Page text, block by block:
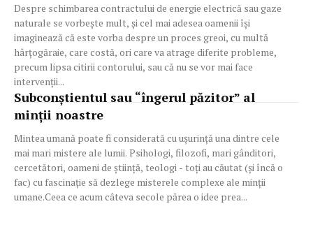
Despre schimbarea contractului de energie electrică sau gaze
naturale se vorbește mult, și cel mai adesea oamenii își
imaginează că este vorba despre un proces greoi, cu multă
hârțogăraie, care costă, ori care va atrage diferite probleme,
precum lipsa citirii contorului, sau că nu se vor mai face
intervenții...
Subconștientul sau “îngerul păzitor” al
minții noastre
Mintea umană poate fi considerată cu ușurință una dintre cele
mai mari mistere ale lumii. Psihologi, filozofi, mari gânditori,
cercetători, oameni de știință, teologi - toți au căutat (și încă o
fac) cu fascinație să dezlege misterele complexe ale minții
umane.Ceea ce acum câteva secole părea o idee prea...